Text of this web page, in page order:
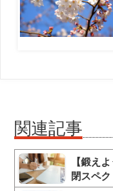
関連記事
【鍛え
閉スペク